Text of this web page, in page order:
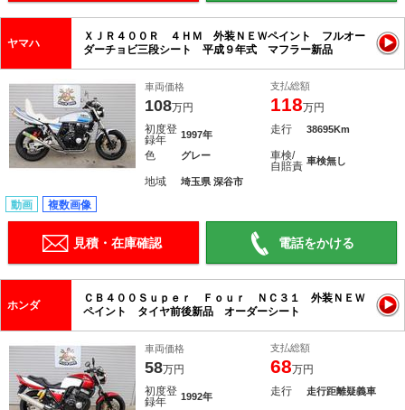
ヤマハ
ＸＪＲ４００Ｒ ４ＨＭ 外装ＮＥＷペイント フルオー
ダーチョビ三段シート 平成９年式 マフラー新品
車両価格
108万円
支払総額
118万円
初度登
録年
1997年 走行 38695Km
色 グレー
車検/
自賠責 車検無し
地域 埼玉県 深谷市
動画 複数画像
見積・在庫確認 電話をかける
ホンダ
ＣＢ４００Ｓｕｐｅｒ Ｆｏｕｒ ＮＣ３１ 外装ＮＥＷ
ペイント タイヤ前後新品 オーダーシート
車両価格
58万円
支払総額
68万円
初度登
録年
1992年 走行 走行距離疑義車